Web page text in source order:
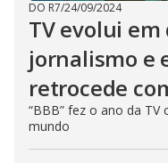
DO R7/24/09/2024
TV evolui
jornalismo e
retrocede
“BBB” fez o ano da
mundo